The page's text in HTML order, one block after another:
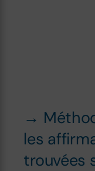
→
les
trouvées